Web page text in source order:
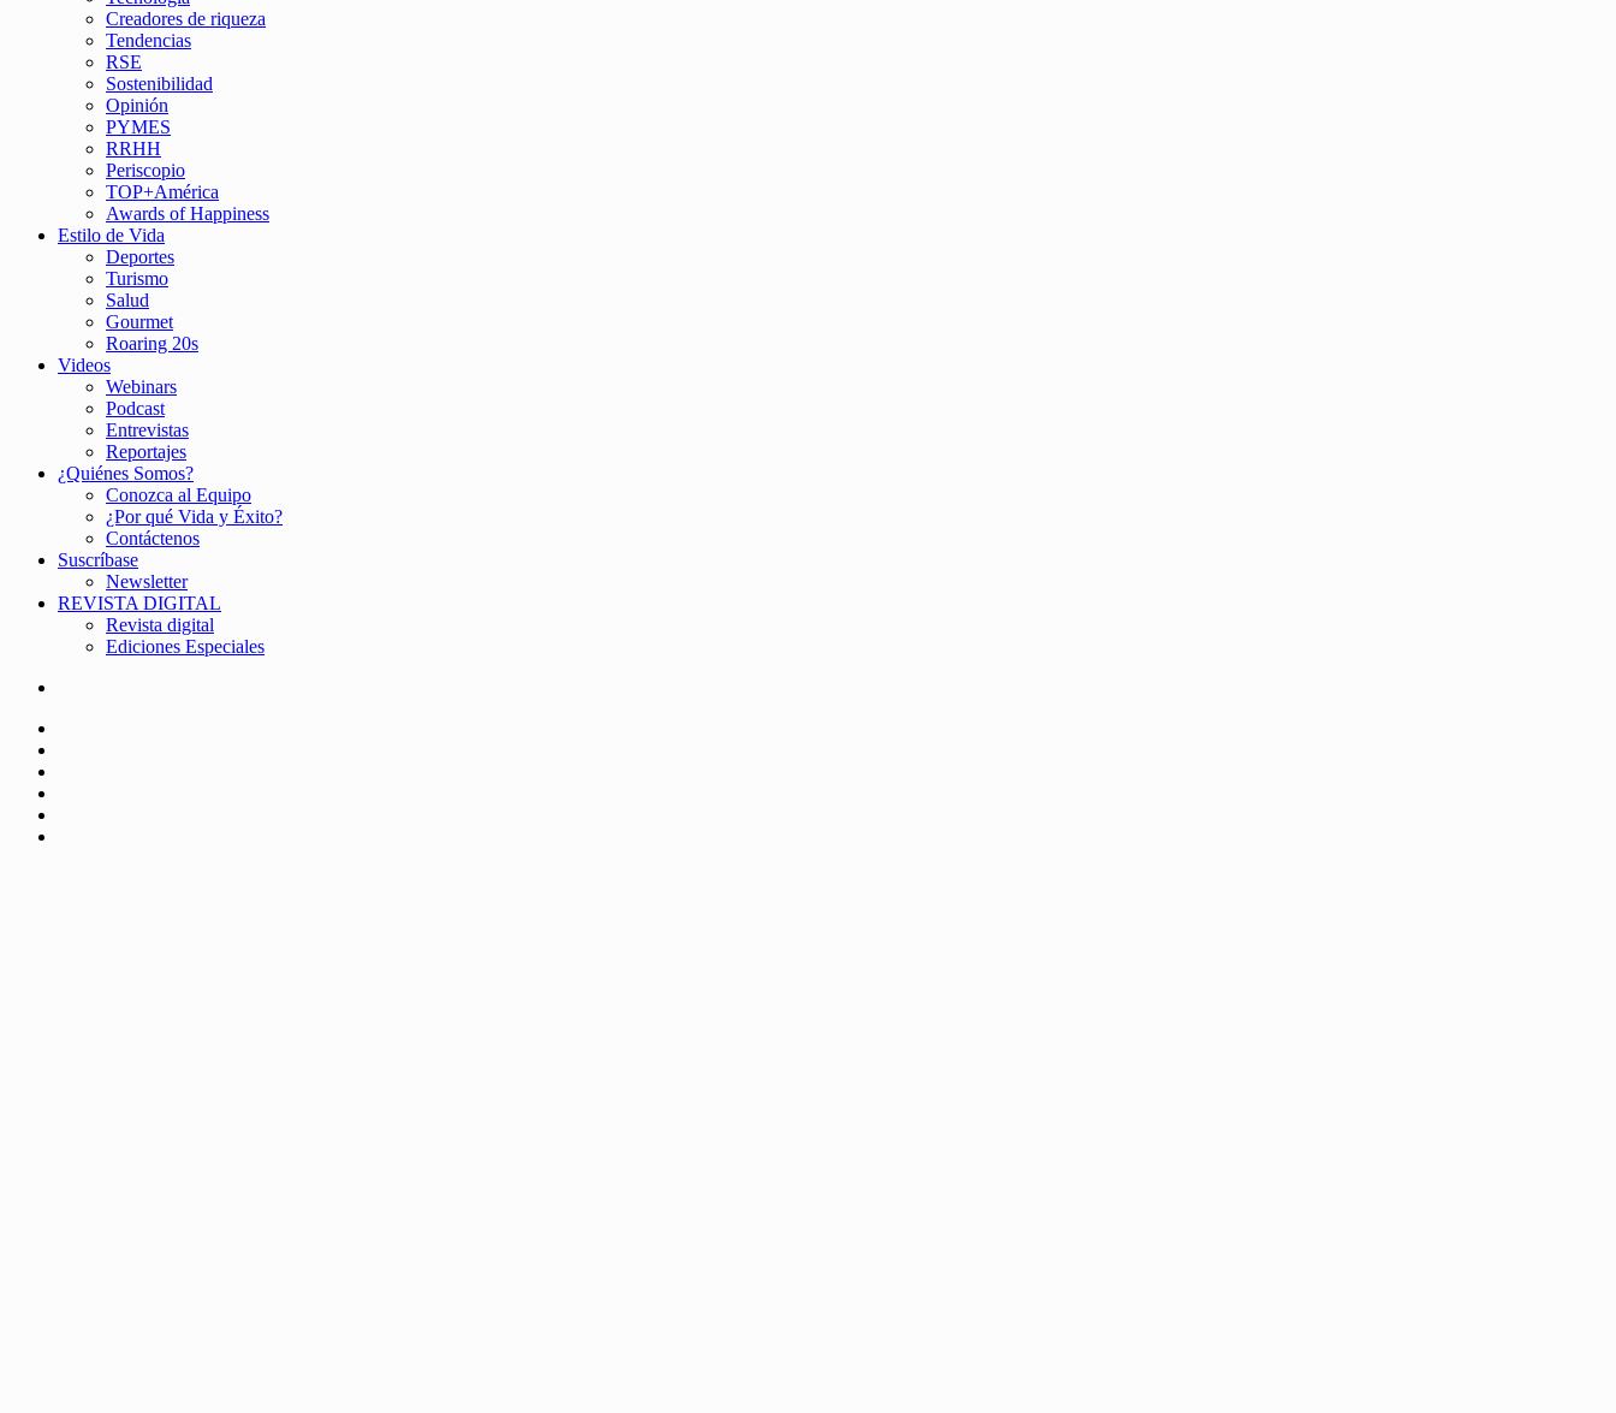
Creadores de riqueza
Tendencias
RSE
Sostenibilidad
Opinión
PYMES
RRHH
Periscopio
TOP+América
Awards of Happiness
Estilo de Vida
Deportes
Turismo
Salud
Gourmet
Roaring 20s
Videos
Webinars
Podcast
Entrevistas
Reportajes
¿Quiénes Somos?
Conozca al Equipo
¿Por qué Vida y Éxito?
Contáctenos
Suscríbase
Newsletter
REVISTA DIGITAL
Revista digital
Ediciones Especiales